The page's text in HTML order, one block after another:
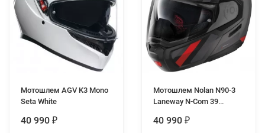
Мотошлем AGV K3 Mono
Seta White
40 990 ₽
Мотошлем Nolan N90-3
Laneway N-Com 39
40 990 ₽